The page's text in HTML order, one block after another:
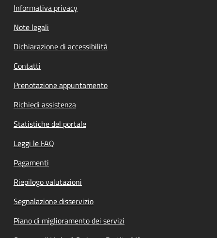
Informativa privacy
Note legali
Dichiarazione di accessibilità
Contatti
Prenotazione appuntamento
Richiedi assistenza
Statistiche del portale
Leggi le FAQ
Pagamenti
Riepilogo valutazioni
Segnalazione disservizio
Piano di miglioramento dei servizi